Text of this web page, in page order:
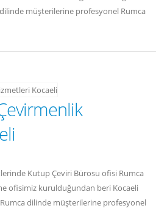
müşterilerine profesyonel Rumca
Kutup Çeviri Bürosu ofisi Rumca
ofisimiz kurulduğundan beri Kocaeli
dilinde müşterilerine profesyonel